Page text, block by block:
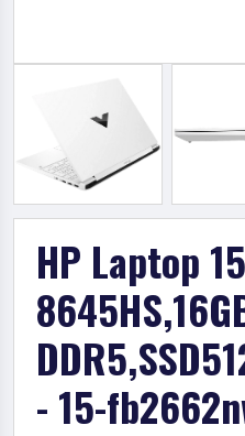
HP Laptop
- 15-